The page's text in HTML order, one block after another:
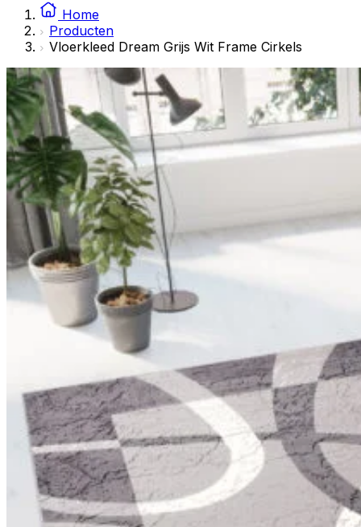
Home
Producten
Vloerkleed Dream Grijs Wit Frame Cirkels
interessant zijn voor de individuele gebruiker en
Niet-geclassificeerde cookies zijn cookies die in het